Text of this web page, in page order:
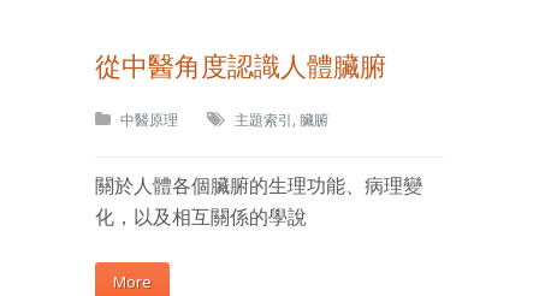
從中醫角度認識人體臟腑
中醫原理 主題索引, 臟腑
關於人體各個臟腑的生理功能、病理變
化，以及相互關係的學說
More